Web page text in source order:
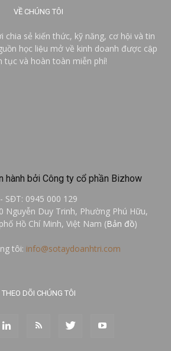
VỀ CHÚNG TÔI
chia sẻ kiến thức, kỹ năng, cơ hội và tin
học liệu mở về kinh doanh được cập
tục và hoàn toàn miễn phí!
hành bởi Công ty cổ phần Bizhow
- SĐT: 0945 000 129
Nguyễn Duy Trinh, Phường Phú Hữu,
Hồ Chí Minh, Việt Nam (Bản đồ)
tôi: info@sotaydoanhtri.com
THEO DÕI CHÚNG TÔI